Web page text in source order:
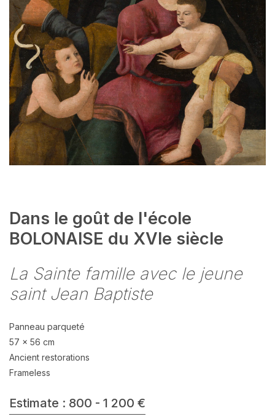
Dans le goût de l'école
BOLONAISE du XVIe siècle
La Sainte famille avec le jeune
saint Jean Baptiste
Panneau parqueté
57 x 56 cm
Ancient restorations
Frameless
Estimate : 800 - 1 200 €